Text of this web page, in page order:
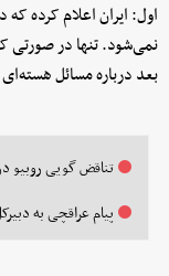
اول: ایران اعلام کرده
نمی‌شود. تنها در صورتی
بعد درباره مسائل
تناقض گویی روبیو
پیام عراقچی به